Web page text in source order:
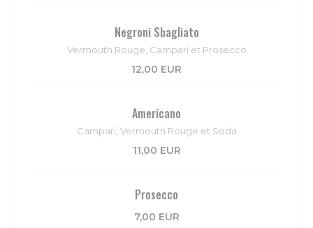
Negroni Sbagliato
Vermouth Rouge, Campari et Prosecco
12,00 EUR
Americano
Campari, Vermouth Rouge et Soda
11,00 EUR
Prosecco
7,00 EUR